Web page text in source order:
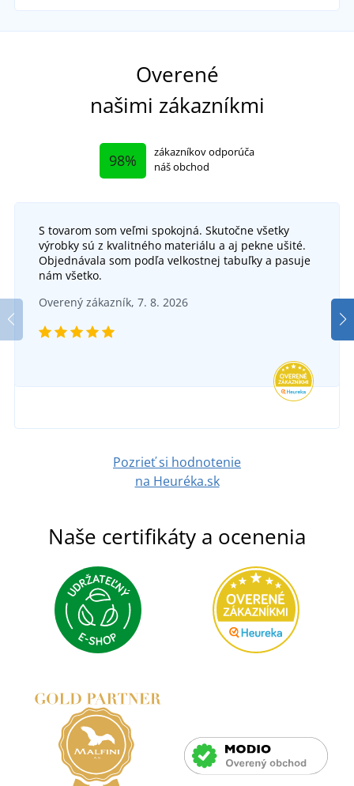
Detské ponožky s Krtkom Kotva
SKLADOM
v utorok 11. 8.
Nízke dievčenské ponožky s jemnými motívmi - 3
SKLADOM
Overené
našimi zákazníkmi
98%
zákazníkov odporúča
náš obchod
S tovarom som veľmi spokojná. Skutočne všetky
výrobky sú z kvalitného materiálu a aj pekne ušité.
Objednávala som podľa velkostnej tabuľky a pasuje
nám všetko.
Overený zákazník, 7. 8. 2026
Pozrieť si hodnotenie
na Heuréka.sk
Naše certifikáty a ocenenia